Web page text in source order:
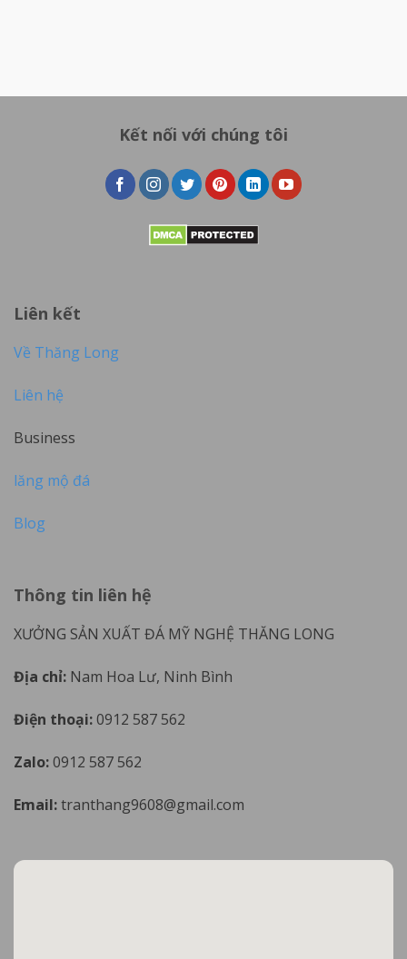
Kết nối với chúng tôi
Liên kết
Về Thăng Long
Liên hệ
Business
lăng mộ đá
Blog
Thông tin liên hệ
XƯỞNG SẢN XUẤT ĐÁ MỸ NGHỆ THĂNG LONG
Địa chỉ: Nam Hoa Lư, Ninh Bình
Điện thoại:0912 587 562
Zalo:0912 587 562
Email:tranthang9608@gmail.com